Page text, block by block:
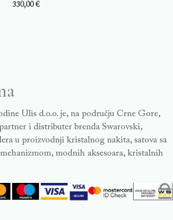
330,00€
Ulis d.o.o. je, na području Crne Gore,
i distributer brenda Swarovski,
u proizvodnji kristalnog nakita, satova sa
modnih aksesoara, kristalnih